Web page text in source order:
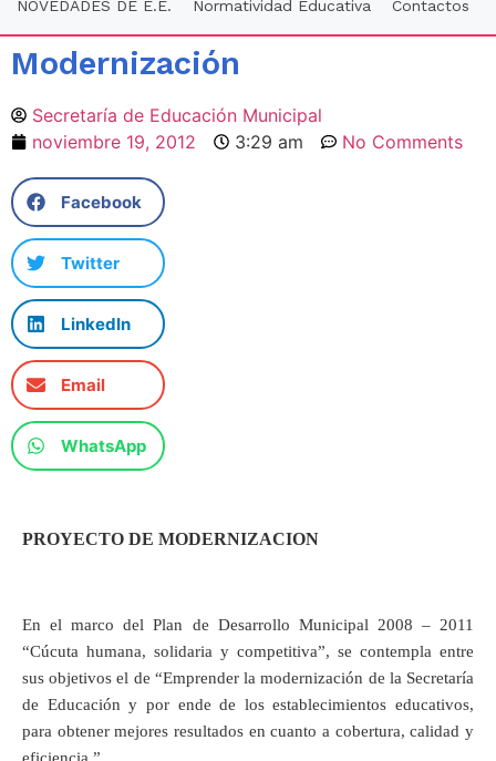
NOVEDADES DE E.E.
Normatividad Educativa Contactos
Modernización
Secretaría de Educación Municipal
noviembre 19, 2012
3:29 am No Comments
Facebook
Twitter
LinkedIn
Email
WhatsApp
PROYECTO DE MODERNIZACION
En el marco del Plan de Desarrollo Municipal 2008 – 2011
“Cúcuta humana, solidaria y competitiva”, se contempla entre
sus objetivos el de “Emprender la modernización de la Secretaría
de Educación y por ende de los establecimientos educativos,
para obtener mejores resultados en cuanto a cobertura, calidad y
eficiencia.”